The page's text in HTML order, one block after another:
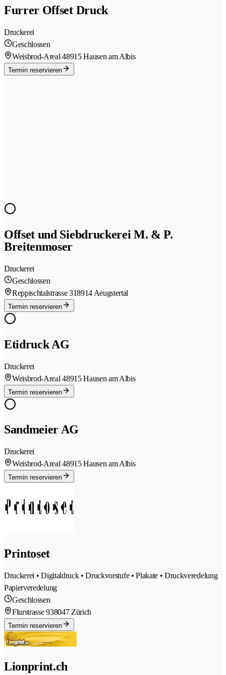
Furrer Offset Druck
Druckerei
Geschlossen
Weisbrod-Areal 48915 Hausen am Albis
Termin reservieren
Offset und Siebdruckerei M. & P.
Breitenmoser
Druckerei
Geschlossen
Reppischtalstrasse 318914 Aeugstertal
Termin reservieren
Etidruck AG
Druckerei
Weisbrod-Areal 48915 Hausen am Albis
Termin reservieren
Sandmeier AG
Druckerei
Weisbrod-Areal 48915 Hausen am Albis
Termin reservieren
Printoset
Druckerei • Digitaldruck • Druckvorstufe • Plakate • Druckveredelung
Papierveredelung
Geschlossen
Flurstrasse 938047 Zürich
Termin reservieren
Lionprint.ch